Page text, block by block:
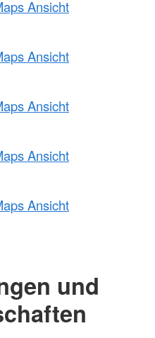
Ansicht
Ansicht
Ansicht
Ansicht
Ansicht
und